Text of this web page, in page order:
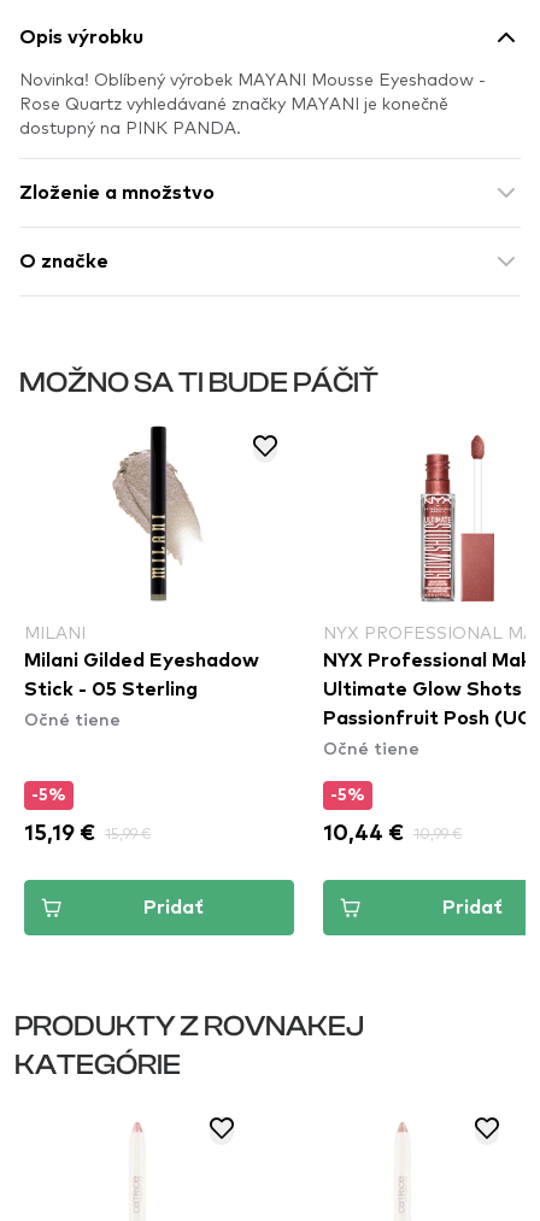
Opis výrobku
Novinka! Oblíbený výrobek MAYANI Mousse Eyeshadow -
Rose Quartz vyhledávané značky MAYANI je konečně
dostupný na PINK PANDA.
Zloženie a množstvo
O značke
MOŽNO SA TI BUDE PÁČIŤ
MILANI
Milani Gilded Eyeshadow
Stick - 05 Sterling
Očné tiene
-5%
15,19 € 15,99 €
Pridať
NYX PROFESSIONAL
NYX Professional
Ultimate Glow Shots -
Passionfruit Posh
Očné tiene
-5%
10,44 € 10,99 €
Pridať
PRODUKTY Z ROVNAKEJ
KATEGÓRIE